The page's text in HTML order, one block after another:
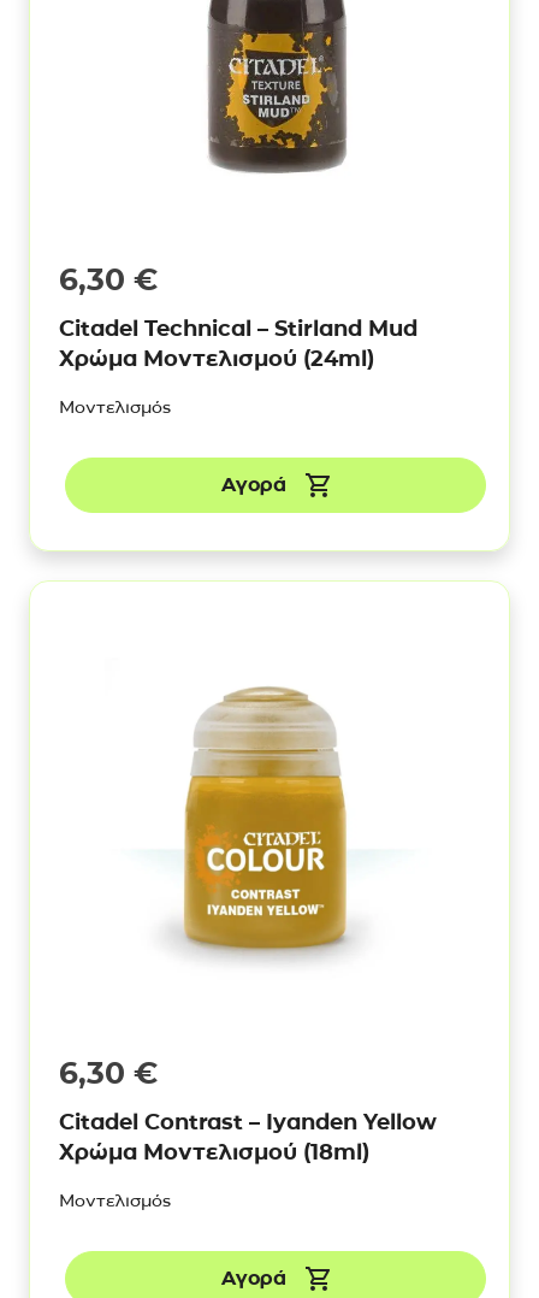
6,30 €
Citadel Technical – Stirland Mud
Χρώμα Μοντελισμού (24ml)
Μοντελισμός
Αγορά
6,30 €
Citadel Contrast – Iyanden Yellow
Χρώμα Μοντελισμού (18ml)
Μοντελισμός
Αγορά